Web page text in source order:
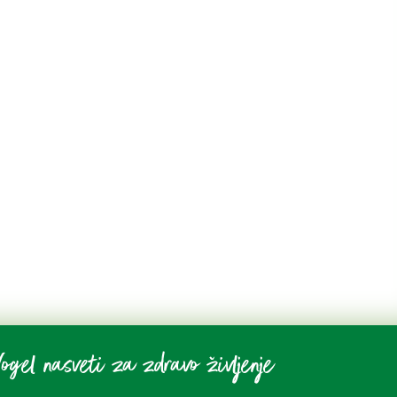
nasveti za zdravo življenje